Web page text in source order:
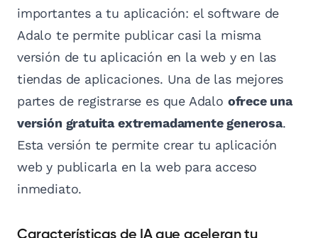
importantes a tu aplicación: el software de
Adalo te permite publicar casi la misma
versión de tu aplicación en la web y en las
tiendas de aplicaciones. Una de las mejores
partes de registrarse es que Adalo ofrece una
versión gratuita extremadamente generosa.
Esta versión te permite crear tu aplicación
web y publicarla en la web para acceso
inmediato.
Características de IA que aceleran tu